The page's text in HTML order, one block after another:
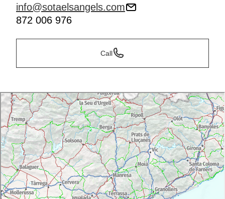
info@sotaelsangels.com
872 006 976
Call